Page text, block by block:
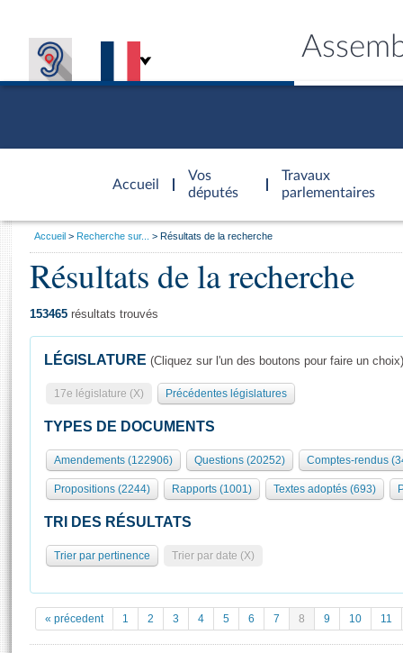
Accueil
d'accueil
Vos
députés
Travaux
parlementaires
Présidence
577 députés
Groupes politiques
Séance publique
Commissions et autres organes
Europe et International
Pétitions
Général
Rôle et pouvoirs de l'Assemblée
Organisation de l'Assemblée
Présidence Conférence des Présidents Bureau Collège des
Statistiques et chiffres clés
Documents de référence
( Constitution | Règlement de l'Assemblée ... )
Visiter l'Assemblée
Visite virtuelle du palais Bourbon
Assister à une séance
La Bibliothèque
Vous
Accueil Recherche sur... Résultats de la recherche
Résultats de la recherche
153465 résultats trouvés
LÉGISLATURE (Cliquez sur l'un des boutons pour faire un choix)
17e législature (X) Précédentes législatures
TYPES DE DOCUMENTS
Amendements (122906) Questions (20252) Comptes-rendus
Propositions (2244) Rapports (1001) Textes adoptés (693)
TRI DES RÉSULTATS
Trier par pertinence Trier par date (X)
« précedent 1 2 3 4 5 6 7 8 9 10 11